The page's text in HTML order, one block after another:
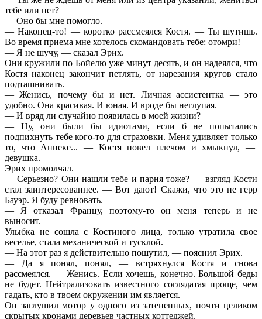
тебе или нет?
— Оно бы мне помогло.
— Наконец-то! — коротко рассмеялся Костя. — Ты шутишь.
Во время приема мне хотелось скомандовать тебе: отомри!
— Я не шучу, — сказал Эрих.
Они кружили по Бойелю уже минут десять, и он надеялся, что
Костя наконец закончит петлять, от нарезания кругов стало
подташнивать.
— Женись, почему бы и нет. Личная ассистентка — это
удобно. Она красивая. И юная. И вроде бы неглупая.
— И вряд ли случайно появилась в моей жизни?
— Ну, они были бы идиотами, если б не попытались
подпихнуть тебе кого-то для страховки. Меня удивляет только
то, что Аннеке... — Костя повел плечом и хмыкнул, —
девушка.
Эрих промолчал.
— Серьезно? Они нашли тебе и парня тоже? — взгляд Кости
стал заинтересованнее. — Вот дают! Скажи, что это не герр
Бауэр. Я буду ревновать.
— Я отказал Францу, поэтому-то он меня теперь и не
выносит.
Улыбка не сошла с Костиного лица, только утратила свое
веселье, стала механической и тусклой.
— На этот раз я действительно пошутил, — пояснил Эрих.
— Да я понял, понял, — встряхнулся Костя и снова
рассмеялся. — Женись. Если хочешь, конечно. Большой беды
не будет. Нейтрализовать известного соглядатая проще, чем
гадать, кто в твоем окружении им является.
Он заглушил мотор у одного из затененных, почти целиком
скрытых кронами деревьев частных коттеджей.